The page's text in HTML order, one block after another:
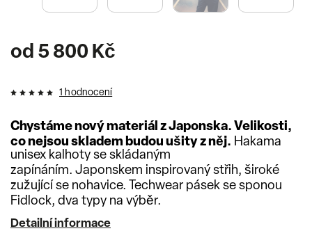
od 5 800 Kč
1 hodnocení
Chystáme nový materiál z Japonska. Velikosti,
co nejsou skladem budou ušity z něj. Hakama
unisex kalhoty se skládaným
zapínáním. Japonskem inspirovaný střih, široké
zužující se nohavice. Techwear pásek se sponou
Fidlock, dva typy na výběr.
Detailní informace